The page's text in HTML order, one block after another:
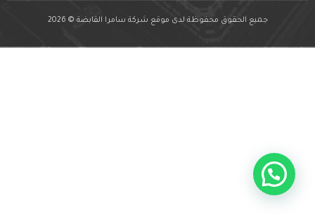
جميع الحقوق محفوظة لدى موقع شركة سامرا القابضة © 2026